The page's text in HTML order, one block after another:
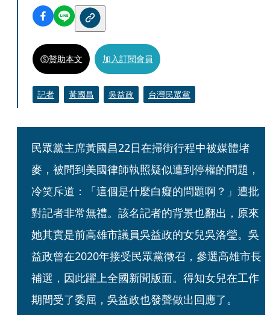
贊助本文 加入訂閱會員
記者 黃國昌 吳益政 台灣民眾黨
民眾黨主席黃國昌22日在掃街行程中被媒體堵
麥，被問到美國律師執照疑似遭到停權的問題，
冷笑斥道：「這個是什麼白癡的問題啊？」遭批
對記者非常無禮。該名記者的背景也翻出，原來
她其實是前高雄市議員吳益政的女兒吳洛瑩。吳
益政曾在2020年接受民眾黨徵召，參選高雄市長
補選，因此躍上全國新聞版面。得知女兒在工作
期間受了委屈，吳益政也發聲做出回應了。